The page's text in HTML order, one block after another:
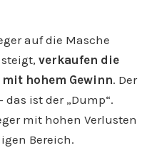
auf die Masche
verkaufen die
hohem Gewinn. Der
ist der „Dump“.
mit hohen Verlusten
Bereich.